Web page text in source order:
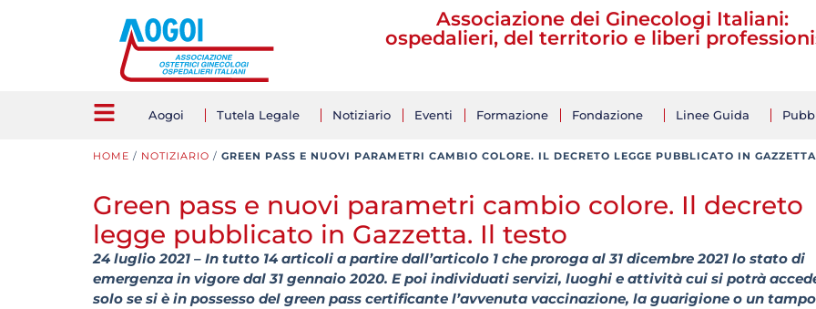
Associazione dei Ginecologi Italiani:
ospedalieri, del territorio e liberi
Aogoi Tutela Legale Notiziario Eventi Formazione Fondazione Linee Guida
HOME / NOTIZIARIO / GREEN PASS E NUOVI PARAMETRI CAMBIO COLORE. IL DECRETO LEGGE PUBBLICATO IN
Green pass e nuovi parametri cambio colore. Il decreto
legge pubblicato in Gazzetta. Il testo
24 luglio 2021 – In tutto 14 articoli a partire dall’articolo 1 che proroga al 31 dicembre 2021 lo stato di
emergenza in vigore dal 31 gennaio 2020. E poi individuati servizi, luoghi e attività cui si potrà
solo se si è in possesso del green pass certificante l’avvenuta vaccinazione, la guarigione o un